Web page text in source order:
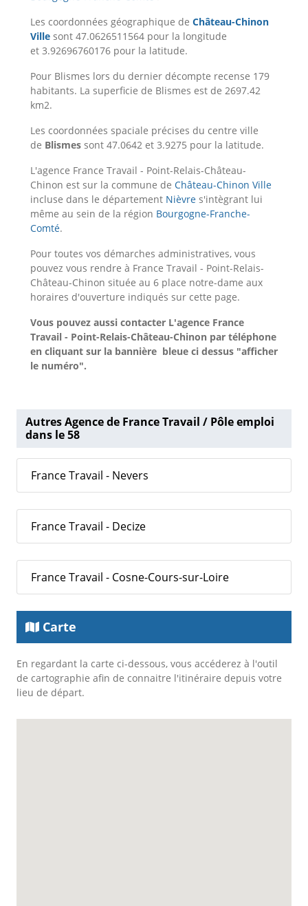
Les coordonnées géographique de Château-Chinon
Ville sont 47.0626511564 pour la longitude
et 3.92696760176 pour la latitude.
Pour Blismes lors du dernier décompte recense 179
habitants. La superficie de Blismes est de 2697.42
km2.
Les coordonnées spaciale précises du centre ville
de Blismes sont 47.0642 et 3.9275 pour la latitude.
L'agence France Travail - Point-Relais-Château-
Chinon est sur la commune de Château-Chinon Ville
incluse dans le département Nièvre s'intègrant lui
même au sein de la région Bourgogne-Franche-
Comté.
Pour toutes vos démarches administratives, vous
pouvez vous rendre à France Travail - Point-Relais-
Château-Chinon située au 6 place notre-dame aux
horaires d'ouverture indiqués sur cette page.
Vous pouvez aussi contacter L'agence France
Travail - Point-Relais-Château-Chinon par téléphone
en cliquant sur la bannière bleue ci dessus "afficher
le numéro".
Autres Agence de France Travail / Pôle emploi
dans le 58
France Travail - Nevers
France Travail - Decize
France Travail - Cosne-Cours-sur-Loire
Carte
En regardant la carte ci-dessous, vous accéderez à l'outil
de cartographie afin de connaitre l'itinéraire depuis votre
lieu de départ.